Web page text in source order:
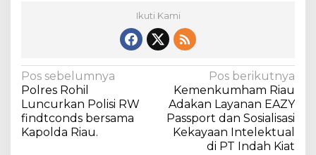
Ikuti Kami
N
a
v
i
Pos sebelumnya
Polres Rohil
Luncurkan Polisi RW
findtconds bersama
Kapolda Riau.
Pos berikutnya
Kemenkumham Riau
Adakan Layanan EAZY
Passport dan Sosialisasi
Kekayaan Intelektual
di PT Indah Kiat